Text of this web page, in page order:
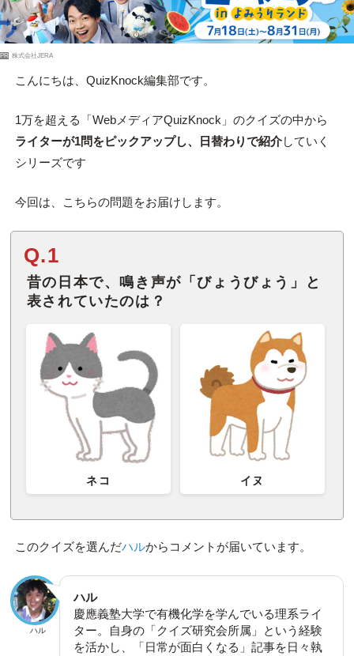
PR 株式会社JERA
こんにちは、QuizKnock編集部です。
1万を超える「WebメディアQuizKnock」のクイズの中から
ライターが1問をピックアップし、日替わりで紹介していく
シリーズです
今回は、こちらの問題をお届けします。
Q.1
昔の日本で、鳴き声が「びょうびょう」と
表されていたのは？
ネコ イヌ
このクイズを選んだハルからコメントが届いています。
ハル
ハル
慶應義塾大学で有機化学を学んでいる理系ライ
ター。自身の「クイズ研究会所属」という経験
を活かし、「日常が面白くなる」記事を日々執